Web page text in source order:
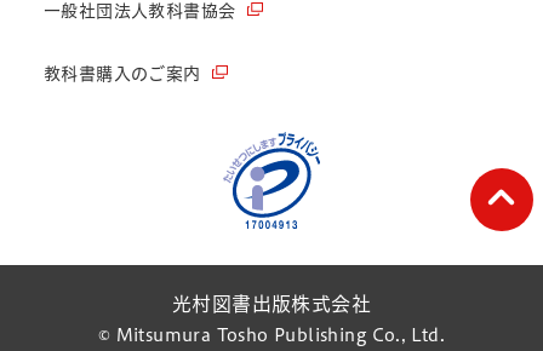
一般社団法人教科書協会
教科書購入のご案内
光村図書出版株式会社
© Mitsumura Tosho Publishing Co., Ltd.
ペ